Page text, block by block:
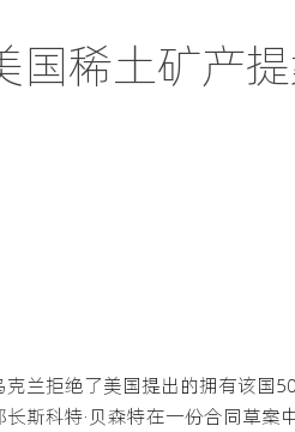
国稀土矿产
兰拒绝了美国提出的拥有该国
斯科特·贝森特在一份合同草